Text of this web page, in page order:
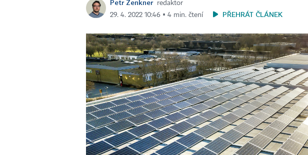
Petr Zenkner
redaktor
29. 4. 2022 10:46 ▪ 4 min. čtení
PŘEHRÁT ČLÁNEK